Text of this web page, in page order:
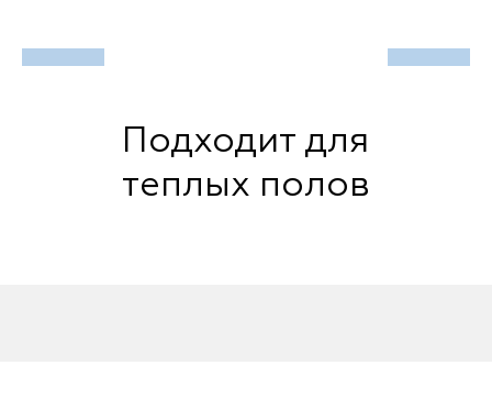
Подходит для
теплых полов